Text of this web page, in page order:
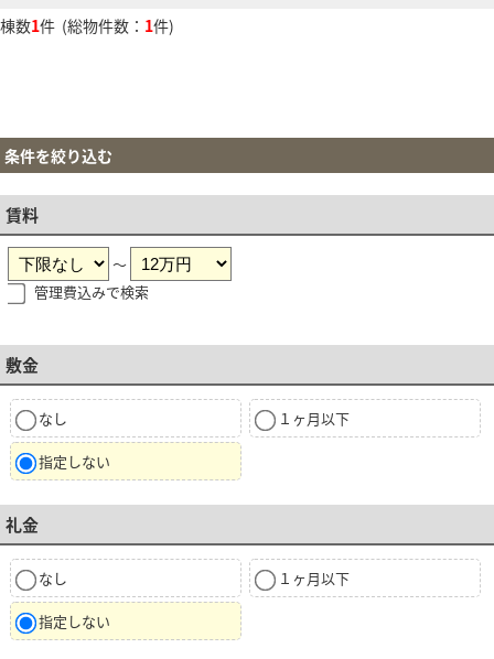
棟数1件 (総物件数： 1件)
条件を絞り込む
賃料
～
管理費込みで検索
敷金
なし １ヶ月以下
指定しない
礼金
なし １ヶ月以下
指定しない